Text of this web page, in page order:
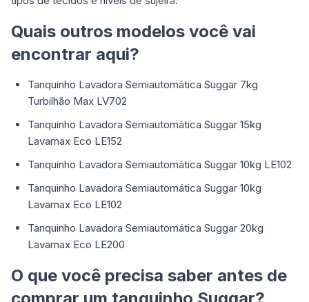
Quais outros modelos você vai
encontrar aqui?
Tanquinho Lavadora Semiautomática Suggar 7kg
Turbilhão Max LV702
Tanquinho Lavadora Semiautomática Suggar 15kg
Lavamax Eco LE152
Tanquinho Lavadora Semiautomática Suggar 10kg LE102
Tanquinho Lavadora Semiautomática Suggar 10kg
Lavamax Eco LE102
Tanquinho Lavadora Semiautomática Suggar 20kg
Lavamax Eco LE200
O que você precisa saber antes de